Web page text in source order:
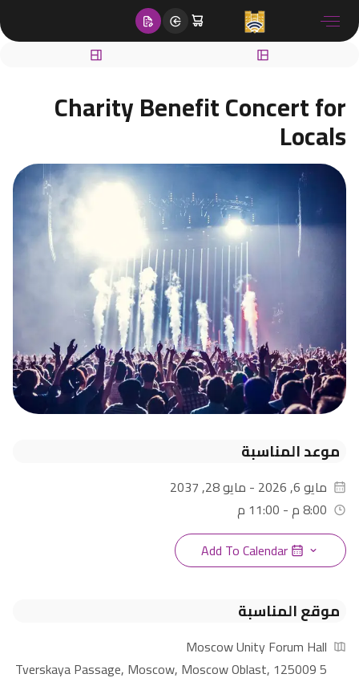
content
Charity Benefit Concert for
Locals
موعد المناسبة
مايو 6, 2026 - مايو 28, 2037
8:00 م - 11:00 م
موقع المناسبة
Moscow Unity Forum Hall
5 Tverskaya Passage, Moscow, Moscow Oblast, 125009